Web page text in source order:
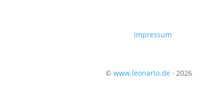
Impressum
© www.leonarto.de · 2026